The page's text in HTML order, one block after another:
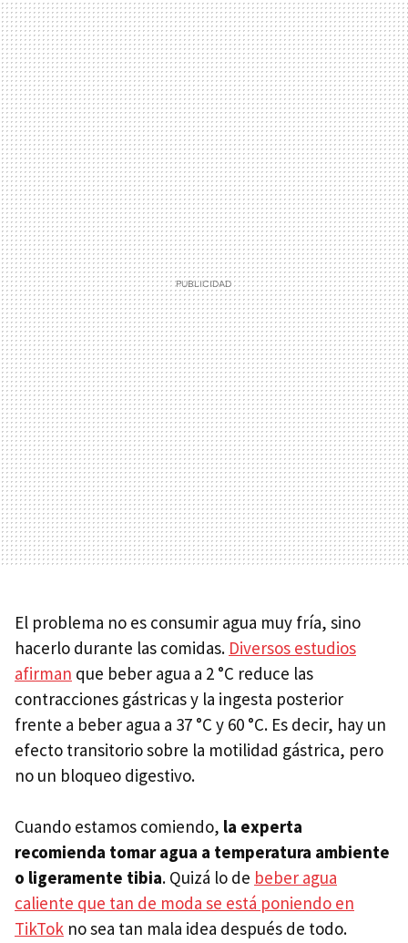
El problema no es consumir agua muy fría, sino
hacerlo durante las comidas. Diversos estudios
afirman que beber agua a 2 °C reduce las
contracciones gástricas y la ingesta posterior
frente a beber agua a 37 °C y 60 °C. Es decir, hay un
efecto transitorio sobre la motilidad gástrica, pero
no un bloqueo digestivo.
Cuando estamos comiendo, la experta
recomienda tomar agua a temperatura ambiente
o ligeramente tibia. Quizá lo de beber agua
caliente que tan de moda se está poniendo en
TikTok no sea tan mala idea después de todo.